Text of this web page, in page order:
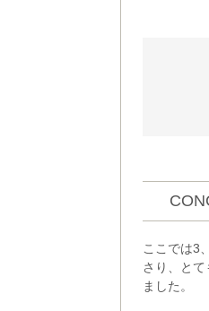
ここでは3
さり、と
ました。